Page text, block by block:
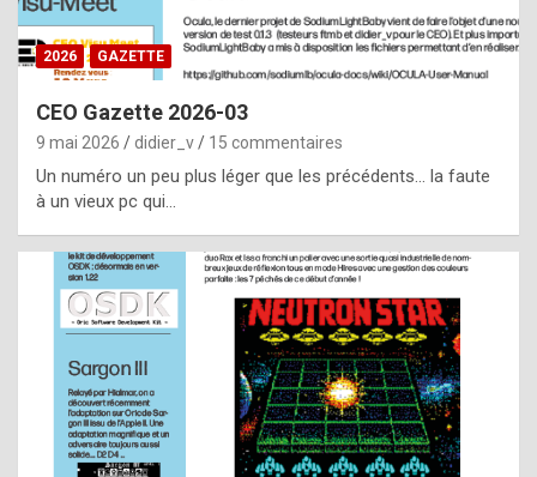
a
s
i
e
f
o
m
m
a
y
b
e
2026 GAZETTE
CEO Gazette 2026-03
9 mai 2026 didier_v 15 commentaires
Un numéro un peu plus léger que les précédents… la faute
à un vieux pc qui…